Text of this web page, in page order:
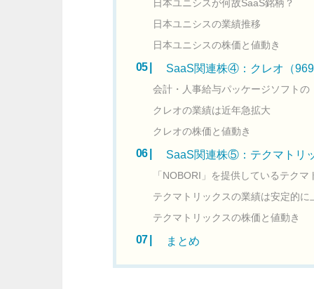
日本ユニシスが何故SaaS銘柄？
日本ユニシスの業績推移
日本ユニシスの株価と値動き
SaaS関連株④：クレオ（
会計・人事給与パッケージソフト
クレオの業績は近年急拡大
クレオの株価と値動き
SaaS関連株⑤：テクマトリ
「NOBORI」を提供しているテクマ
テクマトリックスの業績は安定的に
テクマトリックスの株価と値動き
まとめ